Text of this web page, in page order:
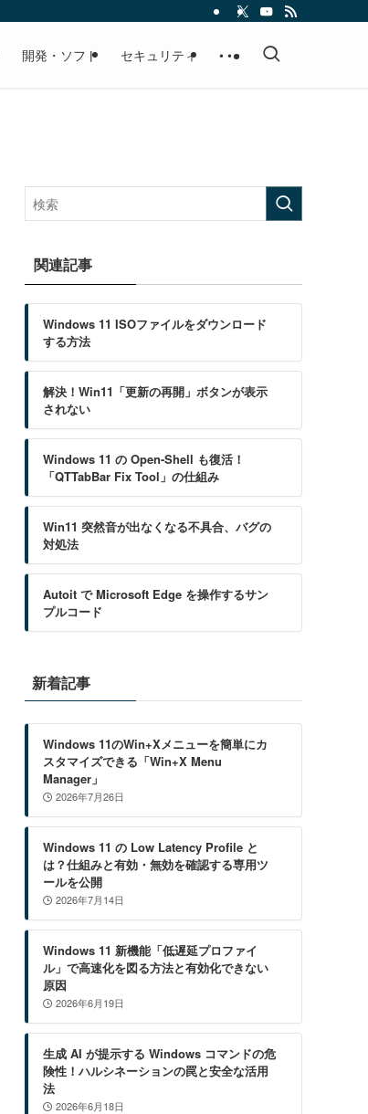
開発・ソフト セキュリティ • • •
関連記事
Windows 11 ISOファイルをダウンロード
する方法
解決！Win11「更新の再開」ボタンが表示
されない
Windows 11 の Open-Shell も復活！
「QTTabBar Fix Tool」の仕組み
Win11 突然音が出なくなる不具合、バグの
対処法
Autoit で Microsoft Edge を操作するサン
プルコード
新着記事
Windows 11のWin+Xメニューを簡単にカ
スタマイズできる「Win+X Menu
Manager」
2026年7月26日
Windows 11 の Low Latency Profile と
は？仕組みと有効・無効を確認する専用ツ
ールを公開
2026年7月14日
Windows 11 新機能「低遅延プロファイ
ル」で高速化を図る方法と有効化できない
原因
2026年6月19日
生成 AI が提示する Windows コマンドの危
険性！ハルシネーションの罠と安全な活用
法
2026年6月18日